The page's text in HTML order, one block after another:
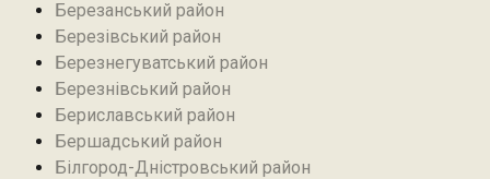
Березанський район‎
Березівський район
Березнегуватський район‎
Березнівський район‎
Бериславський район
Бершадський район
Білгород-Дністровський район